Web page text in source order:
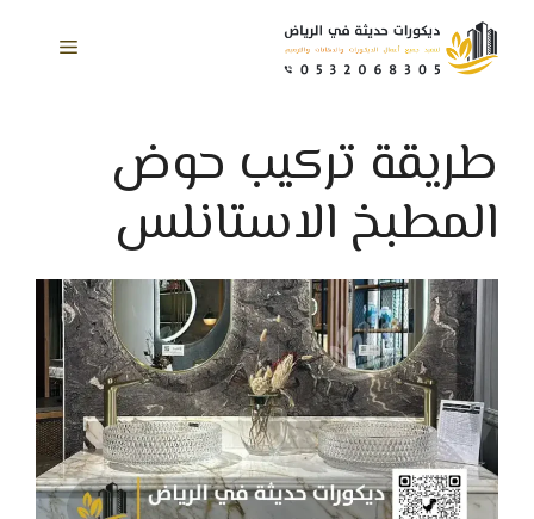
المحتوى
القائمة
طريقة تركيب حوض
المطبخ الاستانلس